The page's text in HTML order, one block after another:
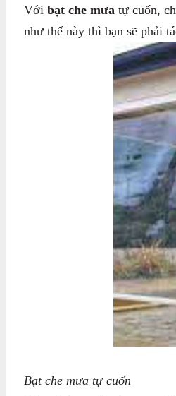
Với bạt che mưa tự cuốn,
như thế này thì bạn sẽ phải
Bạt che mưa tự cuốn